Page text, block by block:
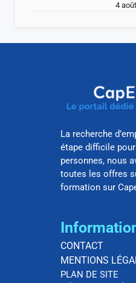
4
La recherche
étape difficile
personnes, nous
toutes les offres
formation sur
CONTACT
MENTIONS
PLAN DE SITE